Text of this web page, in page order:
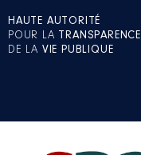
HAUTE AUTORITÉ
POUR LA TRANSPARENCE
DE LA VIE PUBLIQUE